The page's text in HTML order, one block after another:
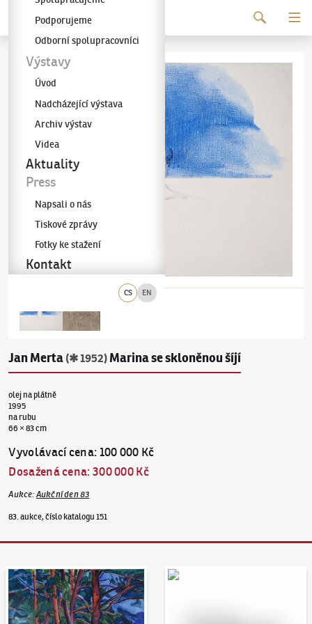
Galerie KODL
CS EN
Podporujeme
Odborní spolupracovníci
Výstavy
Úvod
Nadcházející výstava
Archiv výstav
Videa
Aktuality
Press
Napsali o nás
Tiskové zprávy
Fotky ke stažení
Kontakt
Jan Merta (✱ 1952) Marina se skloněnou šíjí
olej na plátně
1995
na rubu
66 × 83 cm
Vyvolávací cena: 100 000 Kč
Dosažená cena:300 000 Kč
Aukce: Aukční den 83
83. aukce, číslo katalogu 151
Aukční den 95 Dražit online - Artslimit